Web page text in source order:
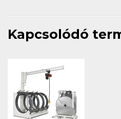
Kapcsolódó